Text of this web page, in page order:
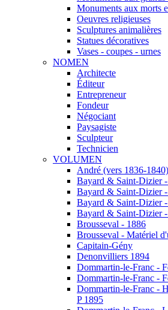
Monuments aux morts
Oeuvres religieuses
Sculptures animalières
Statues décoratives
Vases - coupes - urnes
NOMEN
Architecte
Éditeur
Entrepreneur
Fondeur
Négociant
Paysagiste
Sculpteur
Technicien
VOLUMEN
André (vers 1836-1840)
Bayard & Saint-Dizier -
Bayard & Saint-Dizier -
Bayard & Saint-Dizier -
Bayard & Saint-Dizier -
Brousseval - 1886
Brousseval - Matériel
Capitain-Gény
Denonvilliers 1894
Dommartin-le-Franc -
Dommartin-le-Franc -
Dommartin-le-Franc -
P 1895